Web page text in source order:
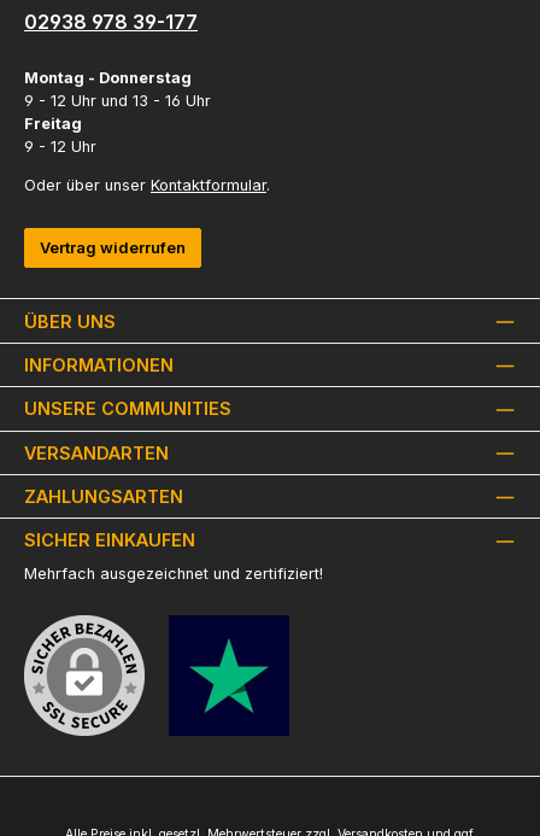
ÜBER UNS
INFORMATIONEN
02938 978 39-177
Montag - Donnerstag
9 - 12 Uhr und 13 - 16 Uhr
Freitag
9 - 12 Uhr
Oder über unser Kontaktformular.
Vertrag widerrufen
UNSERE COMMUNITIES
VERSANDARTEN
ZAHLUNGSARTEN
SICHER EINKAUFEN
Mehrfach ausgezeichnet und zertifiziert!